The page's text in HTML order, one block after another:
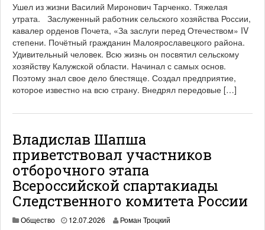
Ушел из жизни Василий Миронович Тарченко. Тяжелая
утрата. Заслуженный работник сельского хозяйства России,
кавалер орденов Почета, «За заслуги перед Отечеством» IV
степени. Почётный гражданин Малоярославецкого района.
Удивительный человек. Всю жизнь он посвятил сельскому
хозяйству Калужской области. Начинал с самых основ.
Поэтому знал свое дело блестяще. Создал предприятие,
которое известно на всю страну. Внедрял передовые […]
Владислав Шапша
приветствовал участников
отборочного этапа
Всероссийской спартакиады
Следственного комитета России
Общество 12.07.2026 Роман Троцкий